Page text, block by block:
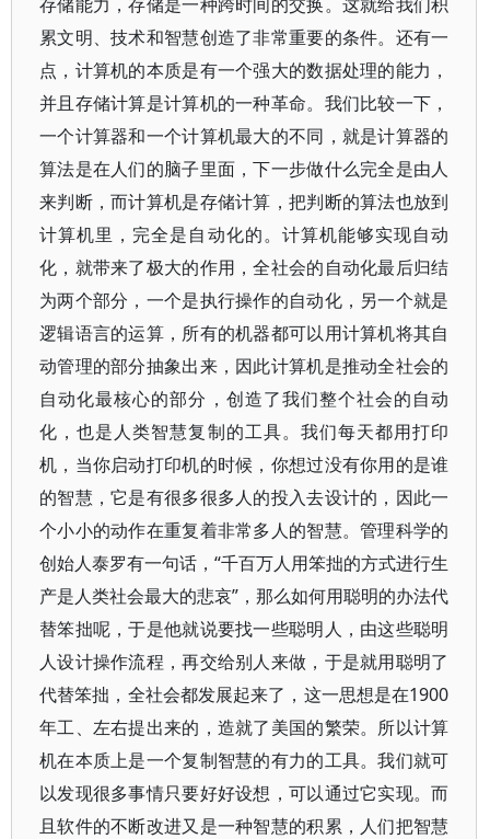
累文明、技术和智慧创造了非常重要的条件。还有一
点，计算机的本质是有一个强大的数据处理的能力，
并且存储计算是计算机的一种革命。我们比较一下，
一个计算器和一个计算机最大的不同，就是计算器的
算法是在人们的脑子里面，下一步做什么完全是由人
来判断，而计算机是存储计算，把判断的算法也放到
计算机里，完全是自动化的。计算机能够实现自动
化，就带来了极大的作用，全社会的自动化最后归结
为两个部分，一个是执行操作的自动化，另一个就是
逻辑语言的运算，所有的机器都可以用计算机将其自
动管理的部分抽象出来，因此计算机是推动全社会的
自动化最核心的部分，创造了我们整个社会的自动
化，也是人类智慧复制的工具。我们每天都用打印
机，当你启动打印机的时候，你想过没有你用的是谁
的智慧，它是有很多很多人的投入去设计的，因此一
个小小的动作在重复着非常多人的智慧。管理科学的
创始人泰罗有一句话，“千百万人用笨拙的方式进行生
产是人类社会最大的悲哀”，那么如何用聪明的办法代
替笨拙呢，于是他就说要找一些聪明人，由这些聪明
人设计操作流程，再交给别人来做，于是就用聪明了
代替笨拙，全社会都发展起来了，这一思想是在1900
年工、左右提出来的，造就了美国的繁荣。所以计算
机在本质上是一个复制智慧的有力的工具。我们就可
以发现很多事情只要好好设想，可以通过它实现。而
且软件的不断改进又是一种智慧的积累，人们把智慧